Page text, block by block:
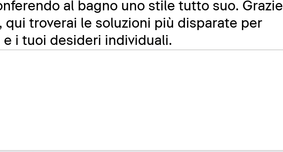
al bagno uno stile tutto suo. Grazie
qui troverai le soluzioni più disparate per
i tuoi desideri individuali.